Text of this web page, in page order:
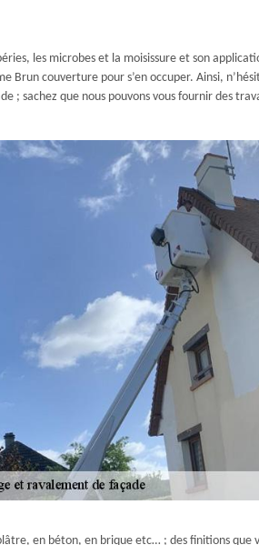
les microbes et la moisissure et son
couverture pour s’en occuper. Ainsi,
; sachez que nous pouvons vous fournir des
en béton, en brique etc… ; des finitions que